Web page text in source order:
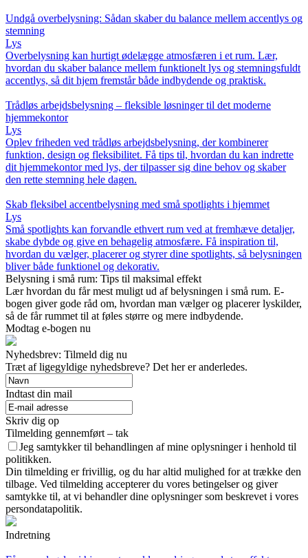
Undgå overbelysning: Sådan skaber du balance mellem accentlys og
stemning
Lys
Overbelysning kan hurtigt ødelægge atmosfæren i et rum. Lær,
hvordan du skaber balance mellem funktionelt lys og stemningsfuldt
accentlys, så dit hjem fremstår både indbydende og praktisk.
Trådløs arbejdsbelysning – fleksible løsninger til det moderne
hjemmekontor
Lys
Oplev friheden ved trådløs arbejdsbelysning, der kombinerer
funktion, design og fleksibilitet. Få tips til, hvordan du kan indrette
dit hjemmekontor med lys, der tilpasser sig dine behov og skaber
den rette stemning hele dagen.
Skab fleksibel accentbelysning med små spotlights i hjemmet
Lys
Små spotlights kan forvandle ethvert rum ved at fremhæve detaljer,
skabe dybde og give en behagelig atmosfære. Få inspiration til,
hvordan du vælger, placerer og styrer dine spotlights, så belysningen
bliver både funktionel og dekorativ.
Belysning i små rum: Tips til maksimal effekt
Lær hvordan du får mest muligt ud af belysningen i små rum. E-
bogen giver gode råd om, hvordan man vælger og placerer lyskilder,
så de får rummet til at føles større og mere indbydende.
Modtag e-bogen nu
Nyhedsbrev: Tilmeld dig nu
Træt af ligegyldige nyhedsbreve? Det her er anderledes.
Indtast din mail
Skriv dig op
Tilmelding gennemført – tak
Jeg samtykker til behandlingen af mine oplysninger i henhold til
politikken.
Din tilmelding er frivillig, og du har altid mulighed for at trække den
tilbage. Ved tilmelding accepterer du vores betingelser og giver
samtykke til, at vi behandler dine oplysninger som beskrevet i vores
persondatapolitik.
Indretning